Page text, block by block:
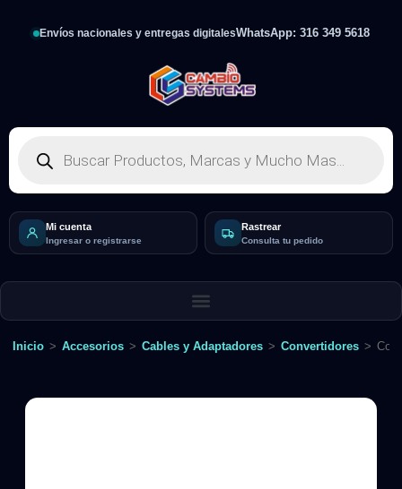
Envíos nacionales y entregas digitalesWhatsApp: 316 349 5618
Mi cuenta
Ingresar o registrarse
Rastrear
Consulta tu pedido
Inicio > Accesorios > Cables y Adaptadores > Convertidores >